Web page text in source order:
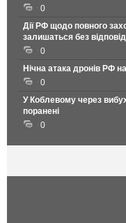
0
Дії РФ щодо повного
залишаться без
0
Нічна атака дронів РФ
0
У Коблевому через
поранені
0